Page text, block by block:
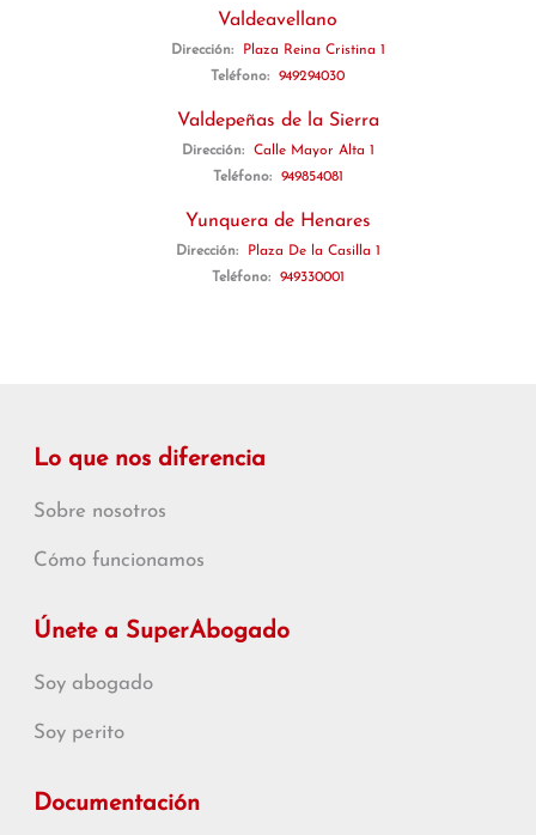
Valdeavellano
Dirección:
Plaza Reina Cristina 1
Teléfono:
949294030
Valdepeñas de la Sierra
Dirección:
Calle Mayor Alta 1
Teléfono:
949854081
Yunquera de Henares
Dirección:
Plaza De la Casilla 1
Teléfono:
949330001
Lo que nos diferencia
Sobre nosotros
Cómo funcionamos
Únete a SuperAbogado
Soy abogado
Soy perito
Documentación